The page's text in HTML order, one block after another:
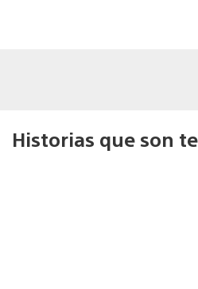
Historias que son